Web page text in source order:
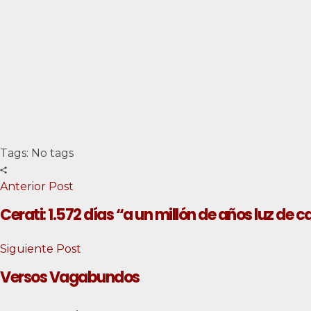
Tags: No tags
Anterior Post
Cerati: 1.572 días “a un millón de años luz de
Siguiente Post
Versos Vagabundos